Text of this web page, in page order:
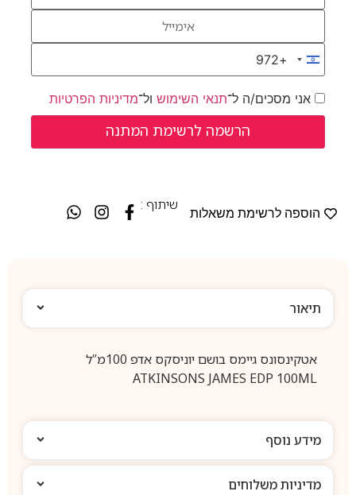
Israel +972
+972
אני מסכים/ה ל־תנאי השימושול־מדיניות הפרטיות
הוספה לרשימת משאלות
שיתוף :
תיאור
אטקינסונס גיימס בושם יוניסקס אדפ 100מ”ל
ATKINSONS JAMES EDP 100ML
מידע נוסף
מדיניות משלוחים